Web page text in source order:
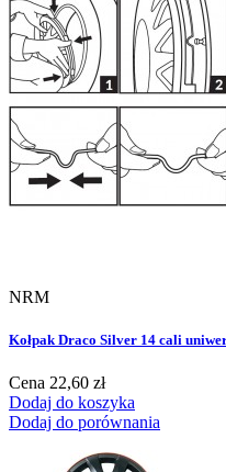
NRM
Kołpak Draco Silver 14 cali
Cena 22,60 zł
Dodaj do koszyka
Dodaj do porównania